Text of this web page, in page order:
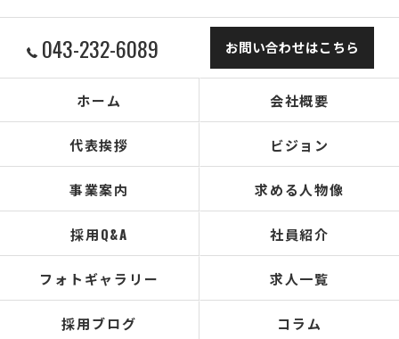
043-232-6089 お問い合わせはこちら
ホーム 会社概要
代表挨拶 ビジョン
事業案内 求める人物像
採用Q&A 社員紹介
フォトギャラリー 求人一覧
採用ブログ コラム